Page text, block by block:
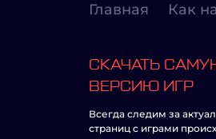
Главная Как
СКАЧАТЬ
ВЕРСИЮ ИГР
Всегда следим за
страниц с играми